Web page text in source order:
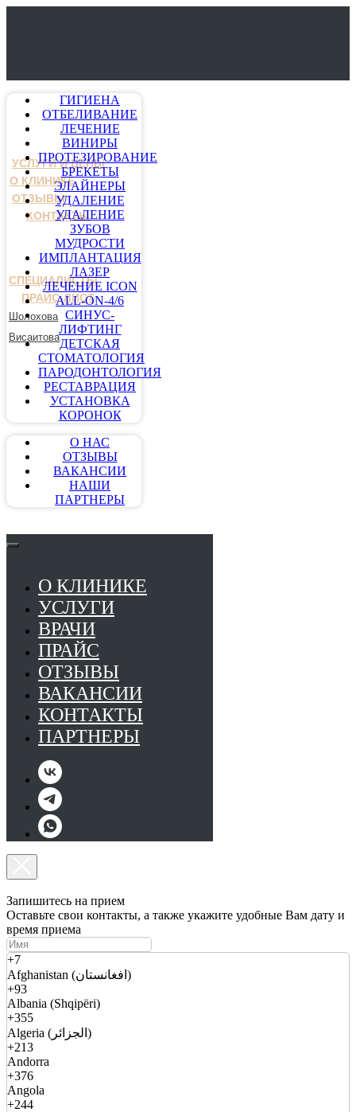
УСЛУГИ И ЦЕНЫ
О КЛИНИКЕ
ОТЗЫВЫ
КОНТАКТЫ
СПЕЦИАЛИСТЫ
ПРАЙС-ЛИСТ
Шолохова
Висаитова
ГИГИЕНА
ОТБЕЛИВАНИЕ
ЛЕЧЕНИЕ
ВИНИРЫ
ПРОТЕЗИРОВАНИЕ
БРЕКЕТЫ
ЭЛАЙНЕРЫ
УДАЛЕНИЕ
УДАЛЕНИЕ
ЗУБОВ
МУДРОСТИ
ИМПЛАНТАЦИЯ
ЛАЗЕР
ЛЕЧЕНИЕ ICON
ALL-ON-4/6
СИНУС-
ЛИФТИНГ
ДЕТСКАЯ
СТОМАТОЛОГИЯ
ПАРОДОНТОЛОГИЯ
РЕСТАВРАЦИЯ
УСТАНОВКА
КОРОНОК
О НАС
ОТЗЫВЫ
ВАКАНСИИ
НАШИ
ПАРТНЕРЫ
О КЛИНИКЕ
УСЛУГИ
ВРАЧИ
ПРАЙС
ОТЗЫВЫ
ВАКАНСИИ
КОНТАКТЫ
ПАРТНЕРЫ
Запишитесь на прием
Оставьте свои контакты, а также укажите удобные Вам дату и
время приема
+7
Afghanistan (افغانستان)
+93
Albania (Shqipëri)
+355
Algeria (الجزائر)
+213
Andorra
+376
Angola
+244